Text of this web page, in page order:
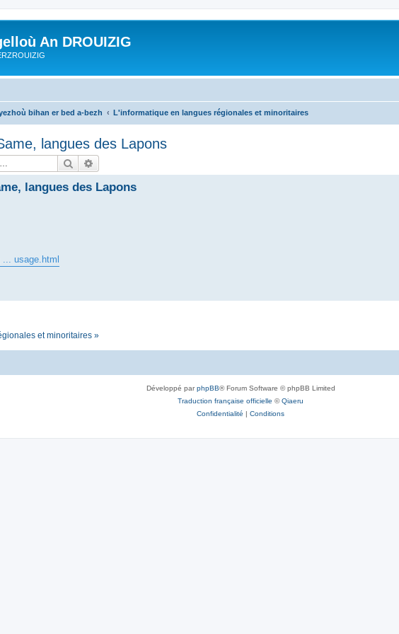
An DROUIZIG
bihan er bed a-bezh L'informatique en langues régionales et minoritaires
langues des Lapons
Rechercher
langues des Lapons
... usage.html
et minoritaires »
Développé parphpBB® Forum Software © phpBB Limited
Traduction française officielle ©Qiaeru
Confidentialité | Conditions